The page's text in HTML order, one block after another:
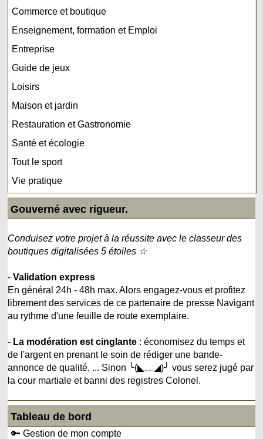
Commerce et boutique
Enseignement, formation et Emploi
Entreprise
Guide de jeux
Loisirs
Maison et jardin
Restauration et Gastronomie
Santé et écologie
Tout le sport
Vie pratique
Gouverné avec rigueur.
Conduisez votre projet à la réussite avec le classeur des
boutiques digitalisées 5 étoiles ☆
-Validation express
En général 24h - 48h max. Alors engagez-vous et profitez
librement des services de ce partenaire de presse Navigant
au rythme d'une feuille de route exemplaire.
- La modération est cinglante : économisez du temps et
de l'argent en prenant le soin de rédiger une bande-
annonce de qualité, ... Sinon ╰(◣﹏◢)╯ vous serez jugé par
la cour martiale et banni des registres Colonel.
Tableau de bord
🔑 Gestion de mon compte